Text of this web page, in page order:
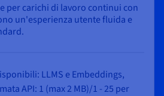
per carichi di lavoro continui con
un'esperienza utente fluida e
LLMS e Embeddings,
API: 1 (max 2 MB)/1 - 25 per